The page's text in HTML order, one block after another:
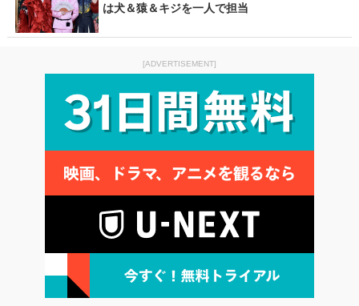
は犬＆猿＆キジを一人で担当
[ADVERTISEMENT]